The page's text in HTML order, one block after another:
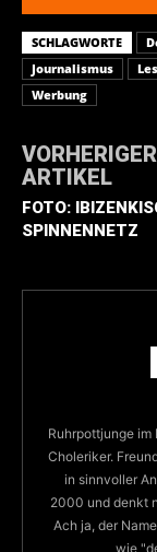
SCHLAGWORTE
Journalismus
Werbung
VORHERIGER
ARTIKEL
FOTO:
SPINNENNETZ
Ruhrpottjunge
Choleriker.
in sinnvoller
2000 und denkt
Ach ja, der
wie